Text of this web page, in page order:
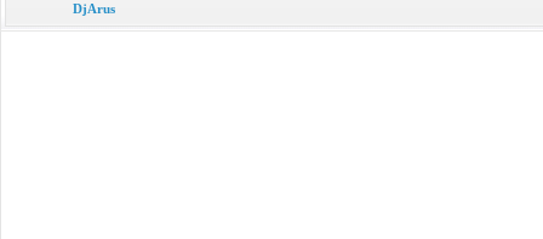
DjArus